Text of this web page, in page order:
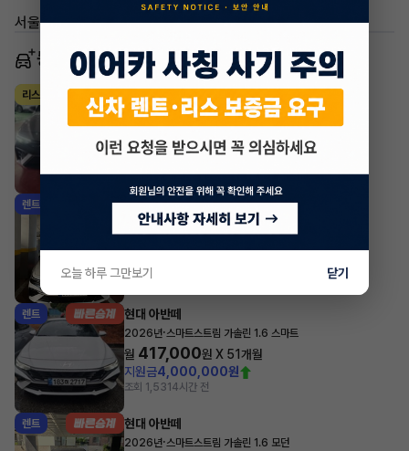
서울 중랑구 면목동
동일 차종 이어카
리스 현대 아반떼
2025년·가솔린 2.0 터보 N DCT
지원금8,000,000원
렌트 현대 아반떼
2024년·스마트스트림 가솔린 1.6 인스퍼레이션
조회 5,769
렌트 현대 아반떼
2026년·스마트스트림 가솔린 1.6 스마트
월 417,000원 X 51개월
지원금4,000,000원
조회 1,531 4시간 전
렌트 현대 아반떼
2026년·스마트스트림 가솔린 1.6 모던
오늘 하루 그만보기 닫기